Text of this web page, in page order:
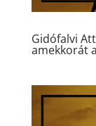
Gidófalvi
amekkorát